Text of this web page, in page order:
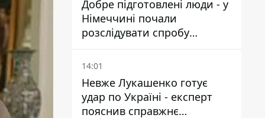
Добре підготовлені люди - у
Німеччині почали
розслідувати спробу
вдарити дроном по
українському літаку на
14:01
Невже Лукашенко готує
удар по Україні - експерт
пояснив справжнє